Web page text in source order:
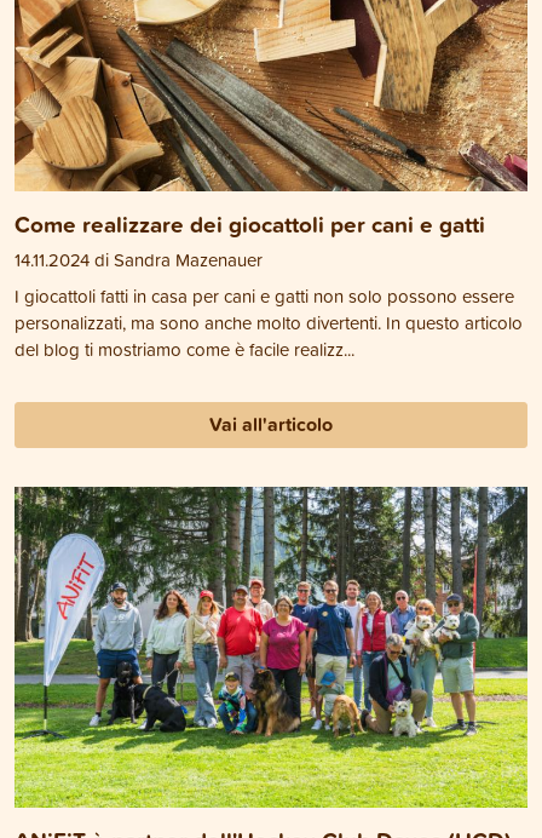
Come realizzare dei giocattoli per cani e gatti
14.11.2024 di Sandra Mazenauer
I giocattoli fatti in casa per cani e gatti non solo possono essere
personalizzati, ma sono anche molto divertenti. In questo articolo
del blog ti mostriamo come è facile realizz...
Vai all'articolo